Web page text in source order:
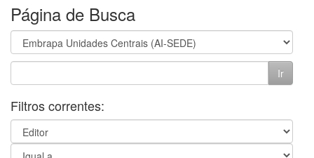
Página de Busca
Filtros correntes: